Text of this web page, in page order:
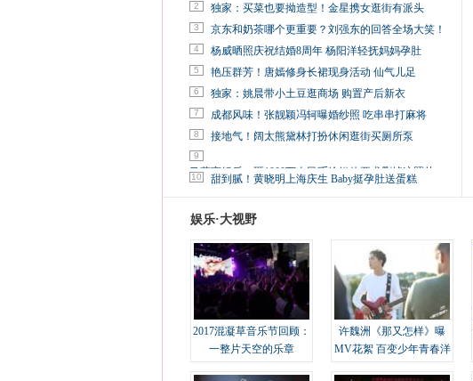
2 独家：买菜也要拗造型！金星携女逛街有派头
3 京东和奶茶哪个更重要？刘强东的回答全场大笑！
4 杨威晒照庆祝结婚8周年 杨阳洋轻抚妈妈孕肚
5 艳压群芳！唐嫣修身长裙现身活动 仙气儿足
6 独家：姚晨带小土豆逛商场 购置产后新衣
7 成都风味！张靓颖冯轲曝婚纱照 吃串串打麻将
8 接地气！阔太熊黛林打扮休闲逛街买厕所泵
9
马蓉离婚后，砸1000万人民币给媒体要求删掉这照片
10 甜到腻！黄晓明上海庆生 Baby挺孕肚送蛋糕
娱乐·大视野
2017混凝草音乐节回顾：
一整片天空的乐章
许魏洲《那又怎样》曝
MV花絮 百变少年青春洋